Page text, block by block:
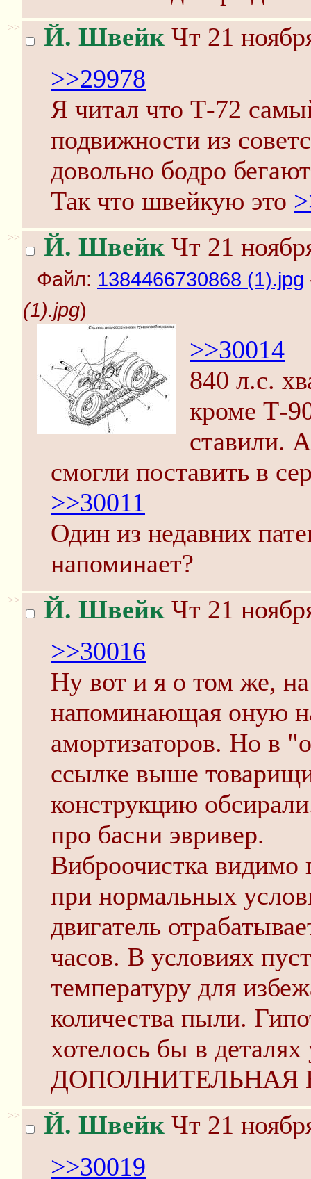
>> Й. Швейк Чт 21
>>29978
Я читал что Т-72
подвижности из
довольно бодро
Так что швейкую это
>> Й. Швейк Чт 21
Файл: 1384466730868 (1).jpg
(1).jpg)
>>30014
840 л.с.
кроме Т-
ставили.
смогли поставить в
>>30011
Один из недавних
напоминает?
>> Й. Швейк Чт 21
>>30016
Ну вот и я о том же, на
напоминающая оную
амортизаторов. Но в
ссылке выше
конструкцию
про басни эвривер.
Виброочистка видимо
при нормальных
двигатель
часов. В условиях
температуру для
количества пыли.
хотелось бы в деталях
ДОПОЛНИТЕЛЬНАЯ
>> Й. Швейк Чт 21
>>30019